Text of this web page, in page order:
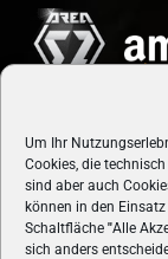
Um Ihr
Cookies, die
sind aber auch
können in den
Schaltfläche "Alle
sich anders